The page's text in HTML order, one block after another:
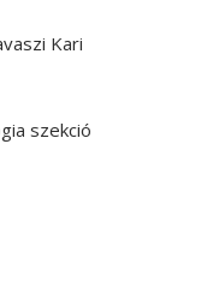
Kari
szekció